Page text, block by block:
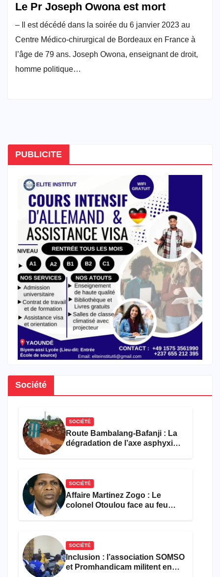
Le Pr Joseph Owona est mort
– Il est décédé dans la soirée du 6 janvier 2023 au
Centre Médico-chirurgical de Bordeaux en France à
l’âge de 79 ans. Joseph Owona, enseignant de droit,
homme politique…
PUBLICITE
Société
SOCIÉTÉ
Route Bambalang-Bafanji : La
dégradation de l’axe asphyxie
SOCIÉTÉ
Affaire Martinez Zogo : Le
colonel Otoulou face au feu
SOCIÉTÉ
Inclusion : l’association SOMSO
et Promhandicam militent en